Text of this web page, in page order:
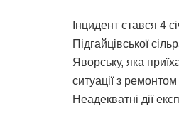
Інцидент стався 4
Підгайцівської
Яворську, яка
ситуації з
Неадекватні дії